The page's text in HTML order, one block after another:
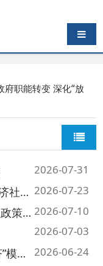
导航切换
2026-07-31
2026-07-23
2026-07-10
乌恰镇乌尔多社区召开商圈联盟政策宣传座谈会
2026-07-03
2026-06-24
2026-06-11